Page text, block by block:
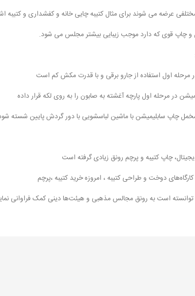
عرضه می شوند برای مثال کتیبه چایی خانه و کفشداری و کتیبه
چاپ قوی که دارد موجب زیبایی بیشتر مجلس می شود.
مرحله اول استفاده از جارو برقی و با قدرت مکش کم است
در مرحله اول پارچه آغشته به صابون را به روی لکه قرار داده
چاپ سابلیمیشن با ماشین لباسشویی با دور گردش پایین شسته
چاپ کتیبه و پرچم رونق زیادی گرفته است
دوخت و طراحی کتیبه ، امروزه خرید کتیبه ،پرچم
است به رونق مجالس مذهبی و هیئت‌ها دینی کمک فراوانی